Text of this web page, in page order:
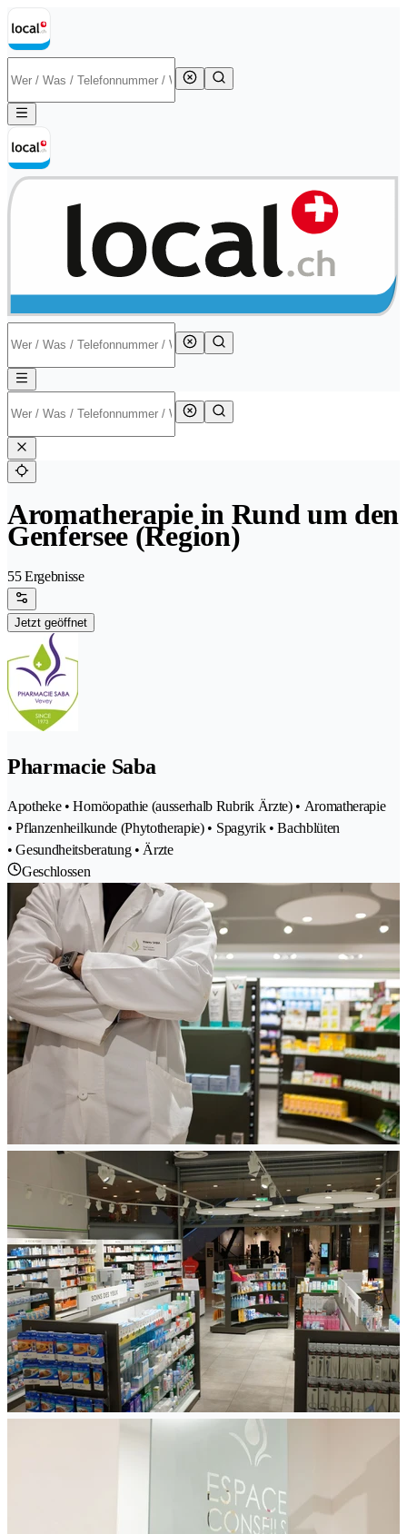
Aromatherapie in Rund um den
Genfersee (Region)
55 Ergebnisse
Jetzt geöffnet
Pharmacie Saba
Apotheke • Homöopathie (ausserhalb Rubrik Ärzte) • Aromatherapie
• Pflanzenheilkunde (Phytotherapie) • Spagyrik • Bachblüten
• Gesundheitsberatung • Ärzte
Geschlossen